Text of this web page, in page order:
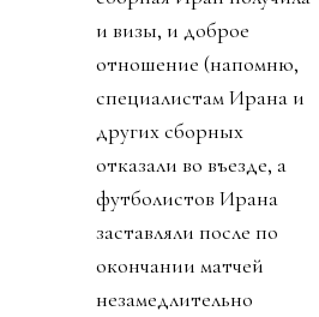
и визы, и доброе
отношение (напомню,
специалистам Ирана и
других сборных
отказали во въезде, а
футболистов Ирана
заставляли после по
окончании матчей
незамедлительно